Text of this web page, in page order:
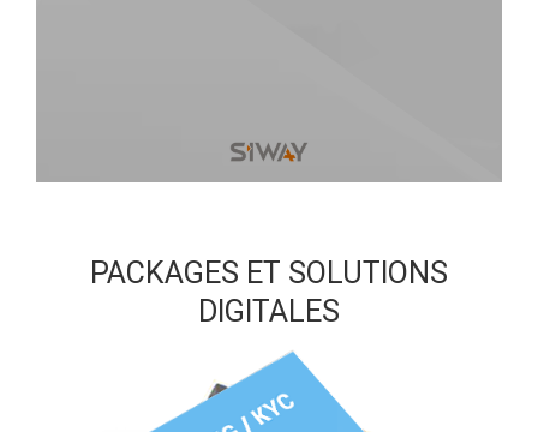
PACKAGES ET SOLUTIONS
DIGITALES